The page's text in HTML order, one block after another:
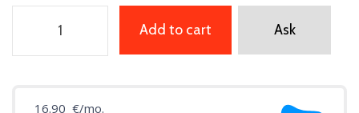
Add to cart Ask